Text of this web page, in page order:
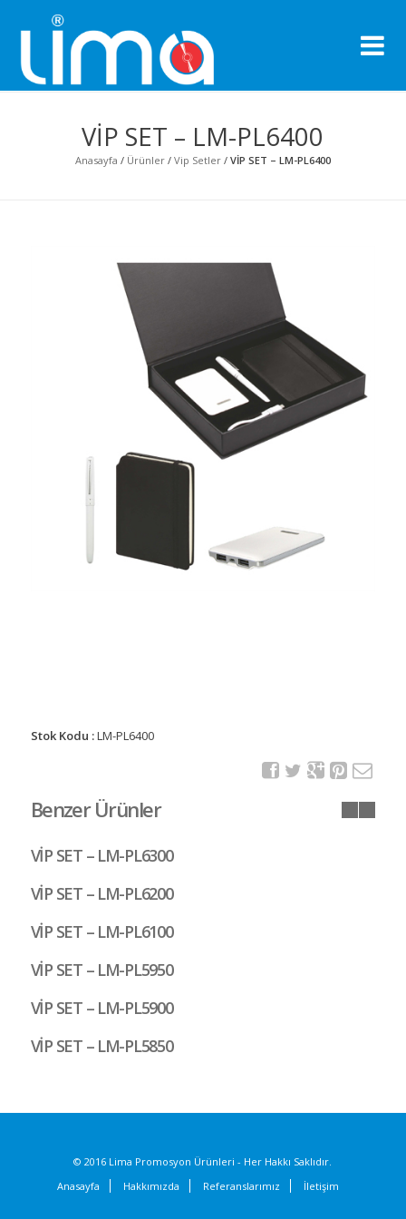
VİP SET – LM-PL6400
Anasayfa / Ürünler/ Vip Setler/ VİP SET – LM-PL6400
Stok Kodu :LM-PL6400
Benzer Ürünler
VİP SET – LM-PL6300
VİP SET – LM-PL6200
VİP SET – LM-PL6100
VİP SET – LM-PL5950
VİP SET – LM-PL5900
VİP SET – LM-PL5850
© 2016 Lima Promosyon Ürünleri - Her Hakkı Saklıdır.
Anasayfa
Hakkımızda Referanslarımız İletişim